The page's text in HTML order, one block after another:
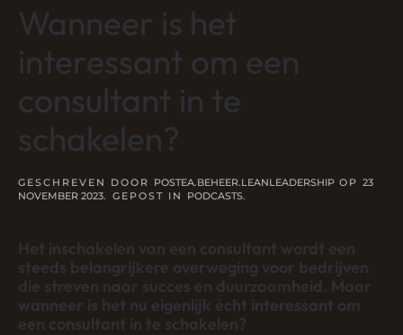
Wanneer is het
interessant om een
consultant in te
schakelen?
GESCHREVEN DOOR POSTEA.BEHEER.LEANLEADERSHIP OP 23
NOVEMBER 2023. GEPOST IN PODCASTS.
Het inschakelen van een consultant wordt een
steeds belangrijkere overweging voor bedrijven
die streven naar succes en duurzaamheid. Maar
wanneer is het nu eigenlijk écht interessant om
een consultant in te schakelen?